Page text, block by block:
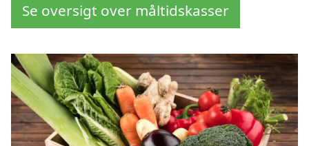
Se oversigt over måltidskasser